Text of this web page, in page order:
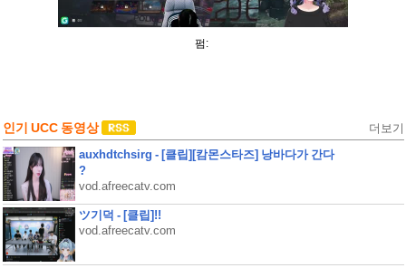
펌:
인기 UCC 동영상 더보기
auxhdtchsirg - [클립][캄몬스타즈] 낭바다가 간다
?
vod.afreecatv.com
ツ기덕 - [클립]!!
vod.afreecatv.com